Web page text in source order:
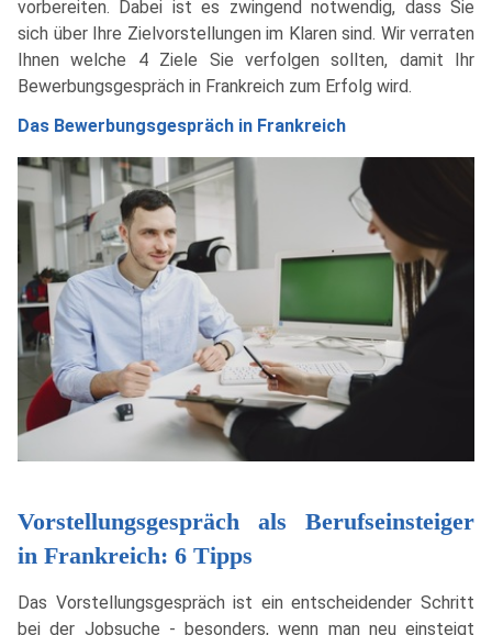
vorbereiten. Dabei ist es zwingend notwendig, dass Sie
sich über Ihre Zielvorstellungen im Klaren sind. Wir verraten
Ihnen welche 4 Ziele Sie verfolgen sollten, damit Ihr
Bewerbungsgespräch in Frankreich zum Erfolg wird.
Das Bewerbungsgespräch in Frankreich
Vorstellungsgespräch als Berufseinsteiger
in Frankreich: 6 Tipps
Das Vorstellungsgespräch ist ein entscheidender Schritt
bei der Jobsuche - besonders, wenn man neu einsteigt